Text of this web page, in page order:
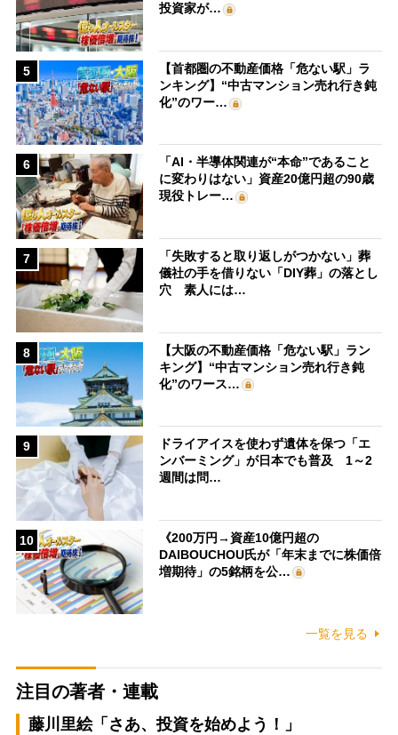
投資家が…
5
【首都圏の不動産価格「危ない駅」ラ
ンキング】“中古マンション売れ行き鈍
化”のワー…
6
「AI・半導体関連が“本命”であること
に変わりはない」資産20億円超の90歳
現役トレー…
7
「失敗すると取り返しがつかない」葬
儀社の手を借りない「DIY葬」の落とし
穴 素人には…
8
【大阪の不動産価格「危ない駅」ラン
キング】“中古マンション売れ行き鈍
化”のワース…
9
ドライアイスを使わず遺体を保つ「エ
ンバーミング」が日本でも普及 1～2
週間は問…
10
《200万円→資産10億円超の
DAIBOUCHOU氏が「年末までに株価倍
増期待」の5銘柄を公…
一覧を見る
注目の著者・連載
藤川里絵「さあ、投資を始めよう！」